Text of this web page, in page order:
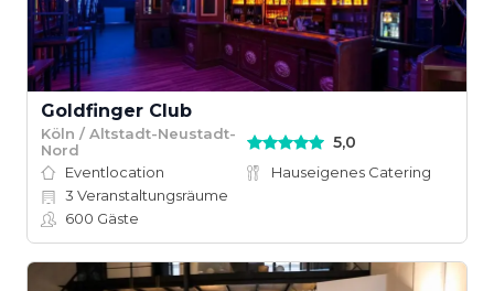
Goldfinger Club
Köln / Altstadt-Neustadt-
Nord
5,0
Eventlocation
Hauseigenes Catering
3 Veranstaltungsräume
600 Gäste